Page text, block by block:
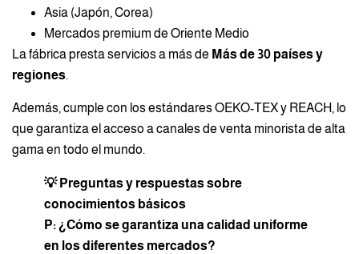
Asia (Japón, Corea)
Mercados premium de Oriente Medio
La fábrica presta servicios a más de Más de 30 países y
regiones.
Además, cumple con los estándares OEKO-TEX y REACH, lo
que garantiza el acceso a canales de venta minorista de alta
gama en todo el mundo.
💡 Preguntas y respuestas sobre
conocimientos básicos
P: ¿Cómo se garantiza una calidad uniforme
en los diferentes mercados?